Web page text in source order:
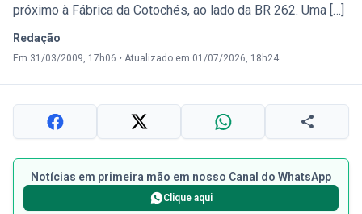
próximo à Fábrica da Cotochés, ao lado da BR 262. Uma […]
Redação
Em 31/03/2009, 17h06 • Atualizado em 01/07/2026, 18h24
Notícias em primeira mão em nosso Canal do WhatsApp
Clique aqui